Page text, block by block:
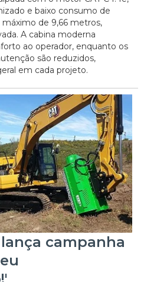
e baixo consumo de
de 9,66 metros,
A cabina moderna
ao operador, enquanto os
são reduzidos,
em cada projeto.
campanha